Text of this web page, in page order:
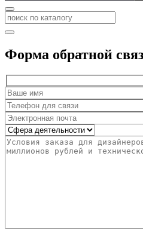
Форма обратной